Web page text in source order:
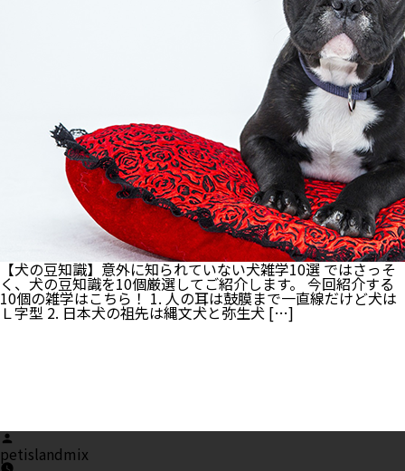
け
じ
ゃ
な
い
理
由
と
は
【犬の豆知識】意外に知られていない犬雑学10選 ではさっそ
く、犬の豆知識を10個厳選してご紹介します。 今回紹介する
10個の雑学はこちら！ 1. 人の耳は鼓膜まで一直線だけど犬は
Ｌ字型 2. 日本犬の祖先は縄文犬と弥生犬 […]
Posted
by
petislandmix